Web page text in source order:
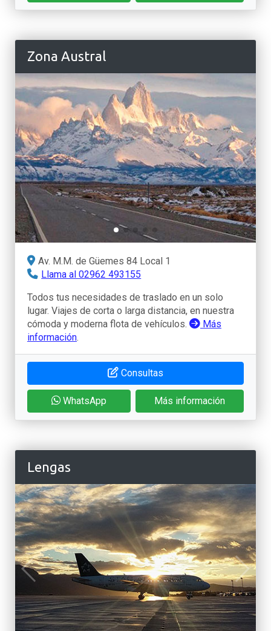
Zona Austral
Av. M.M. de Güemes 84 Local 1
Llama al 02962 493155
Todos tus necesidades de traslado en un solo
lugar. Viajes de corta o larga distancia, en nuestra
cómoda y moderna flota de vehículos.
Más
información.
Consultas
WhatsApp Más información
Lengas